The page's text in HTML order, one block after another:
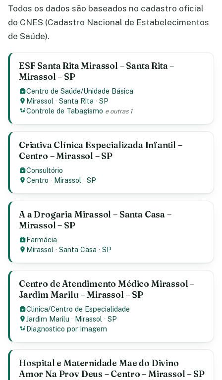
Todos os dados são baseados no cadastro oficial
do CNES (Cadastro Nacional de Estabelecimentos
de Saúde).
ESF Santa Rita Mirassol – Santa Rita –
Mirassol – SP
Centro de Saúde/Unidade Básica
Mirassol ·Santa Rita ·SP
Controle de Tabagismo e outras 1
Criativa Clínica Especializada Infantil –
Centro – Mirassol – SP
Consultório
Centro · Mirassol ·SP
A a Drogaria Mirassol – Santa Casa –
Mirassol – SP
Farmácia
Mirassol ·Santa Casa ·SP
Centro de Atendimento Médico Mirassol –
Jardim Marilu – Mirassol – SP
Clinica/Centro de Especialidade
Jardim Marilu · Mirassol ·SP
Diagnostico por Imagem
Hospital e Maternidade Mae do Divino
Amor Na Prov Deus – Centro – Mirassol – SP